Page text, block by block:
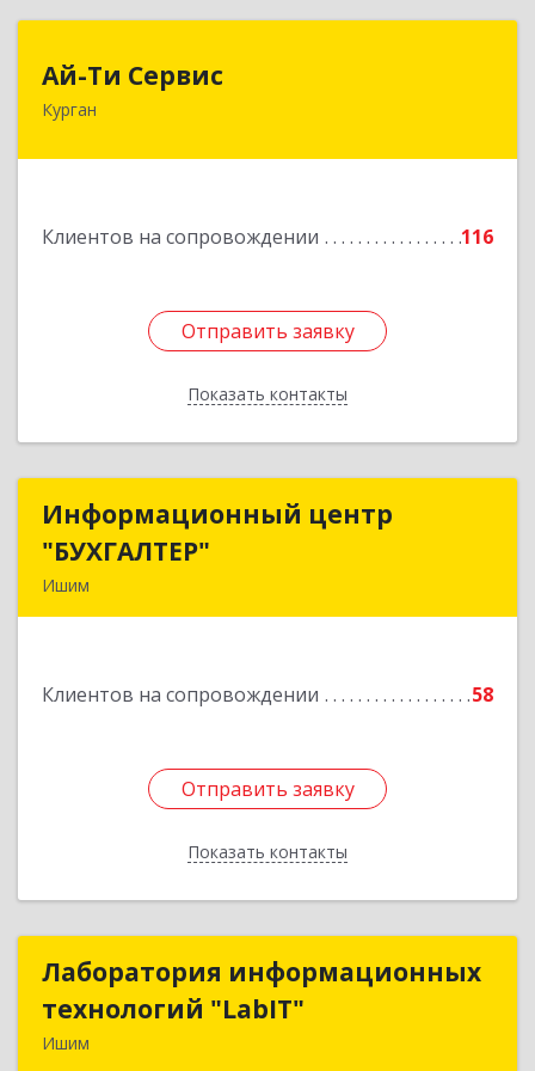
Ай-Ти Сервис
Курган
Клиентов на сопровождении 116
Отправить заявку
Показать контакты
Отправить заявку
Назад
Информационный центр
"БУХГАЛТЕР"
Ишим
Клиентов на сопровождении 58
Отправить заявку
Показать контакты
Информационный центр
Подробнее
Отправить заявку
Назад
Лаборатория информационных
технологий "LabIT"
Ишим
Лаборатория информационных
технологий "LabIT"